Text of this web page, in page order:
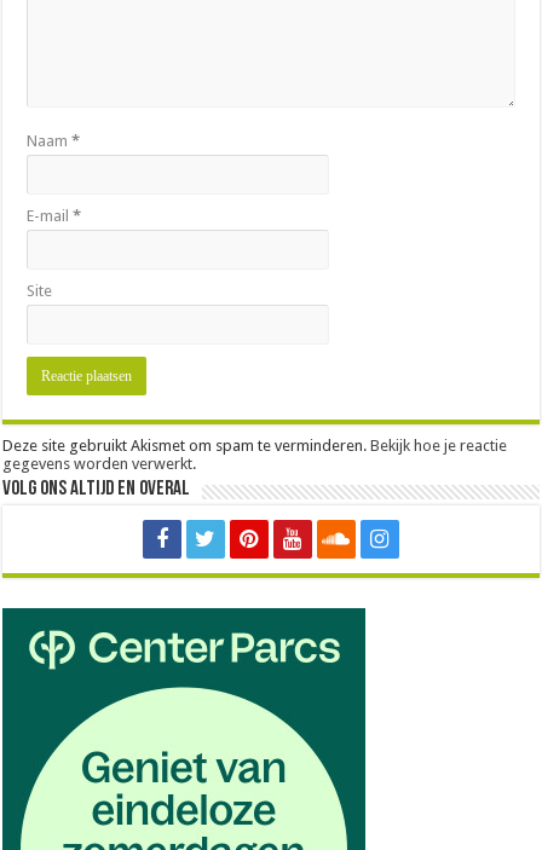
Naam*
E-mail*
Site
Deze site gebruikt Akismet om spam te verminderen.Bekijk hoe je reactie
gegevens worden verwerkt.
Volg ons altijd en overal